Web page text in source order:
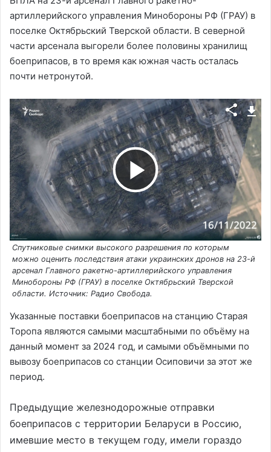
и
д
е
о
артиллерийского управления Минобороны РФ (ГРАУ) в
поселке Октябрьский Тверской области. В северной
части арсенала выгорели более половины хранилищ
боеприпасов, в то время как южная часть осталась
почти нетронутой.
В
о
с
р
и
Спутниковые снимки высокого разрешения по которым
можно оценить последствия атаки украинских дронов на 23-й
арсенал Главного ракетно-артиллерийского управления
Минобороны РФ (ГРАУ) в поселке Октябрьский Тверской
области. Источник: Радио Свобода.
Указанные поставки боеприпасов на станцию Старая
Торопа являются самыми масштабными по объёму на
данный момент за 2024 год, и самыми объёмными по
вывозу боеприпасов со станции Осиповичи за этот же
период.
Предыдущие железнодорожные отправки
боеприпасов с территории Беларуси в Россию,
имевшие место в текущем году, имели гораздо